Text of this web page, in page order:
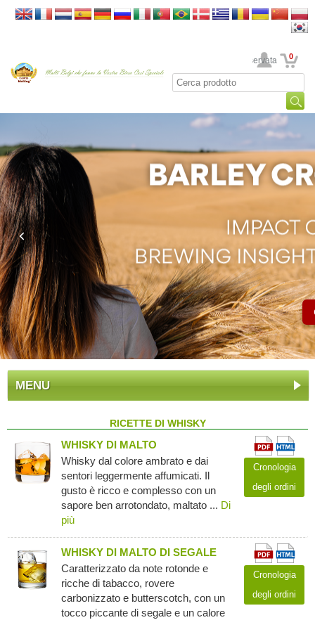
La sua area riservata 0
MENU
RICETTE DI WHISKY
WHISKY DI MALTO
Whisky dal colore ambrato e dai
sentori leggermente affumicati. Il
gusto è ricco e complesso con un
sapore ben arrotondato, maltato ... Di
più
Cronologia
degli ordini
WHISKY DI MALTO DI SEGALE
Caratterizzato da note rotonde e
ricche di tabacco, rovere
carbonizzato e butterscotch, con un
tocco piccante di segale e un calore
Cronologia
degli ordini